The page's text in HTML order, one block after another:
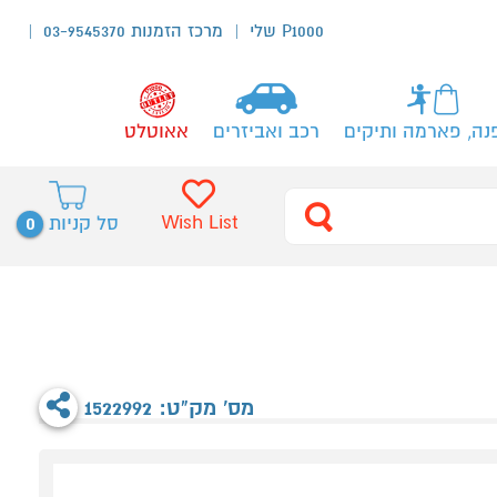
P1000 שלי מרכז הזמנות 03-9545370
פארמה ותיקים רכב ואביזרים אאוטלט
סל קניות 0 Wish List
מס' מק"ט: 1522992